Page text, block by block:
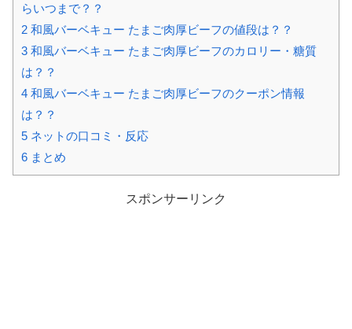
らいつまで？？
2 和風バーベキュー たまご肉厚ビーフの値段は？？
3 和風バーベキュー たまご肉厚ビーフのカロリー・糖質
は？？
4 和風バーベキュー たまご肉厚ビーフのクーポン情報
は？？
5 ネットの口コミ・反応
6 まとめ
スポンサーリンク